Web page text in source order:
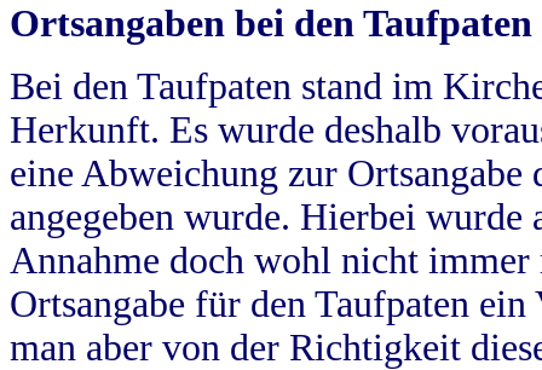
Ortsangaben bei den Taufpaten
Bei den Taufpaten stand im
Herkunft. Es wurde deshalb
eine Abweichung zur
angegeben wurde. Hierbei wurde
Annahme doch wohl nicht
Ortsangabe für den Taufpaten
man aber von der Richtigkeit